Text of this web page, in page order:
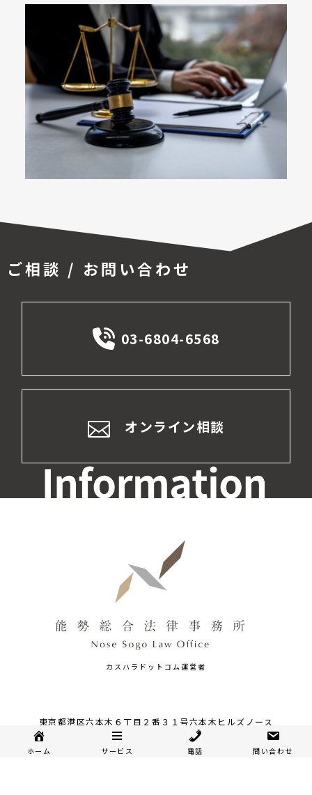
ご相談 / お問い合わせ
03-6804-6568
オンライン相談
カスハラドットコム運営者
東京都港区六本木６丁目２番３１号六本木ヒルズノース
TEL:03-6804-6568 / FAX：03-6804-6569
ホーム サービス 電話 問い合わせ